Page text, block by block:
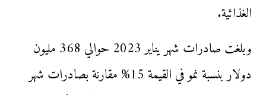
الغذائية.
وبلغت صادرات شهر يناير 2023 حوالي 368 مليون
دولار بنسبة نمو في القيمة 15% مقارنة بصادرات شهر